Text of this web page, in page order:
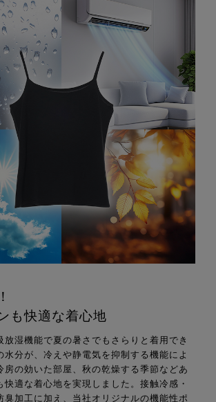
も快適な着心地
放湿機能で夏の暑さでもさらりと着用でき
水分が、冷えや静電気を抑制する機能によ
房の効いた部屋、秋の乾燥する季節などあ
快適な着心地を実現しました。接触冷感・
臭加工に加え、当社オリジナルの機能性ポ